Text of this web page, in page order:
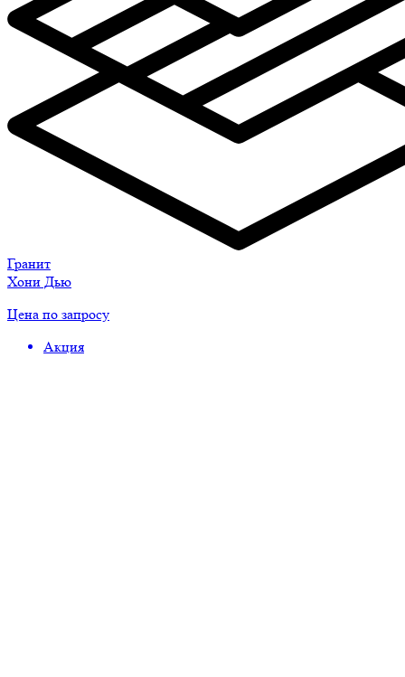
Гранит
Хони Дью
Цена по запросу
Акция